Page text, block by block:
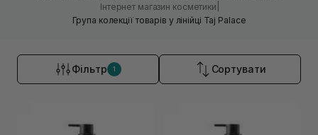
Інтернет магазин косметики
Група колекції товарів у лінійці Taj Palace
Фільтр 1 Сортувати